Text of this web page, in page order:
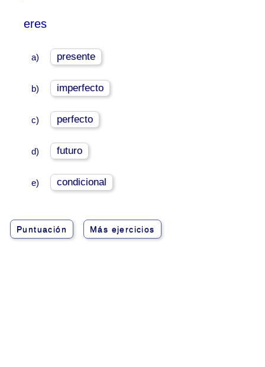
eres
a) presente
b) imperfecto
c) perfecto
d) futuro
e) condicional
Puntuación Más ejercicios